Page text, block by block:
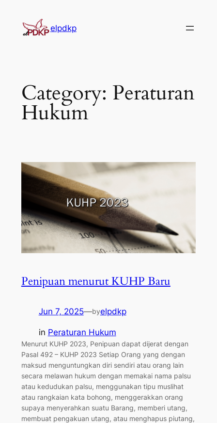
content
elpdkp
Category: Peraturan
Hukum
Penipuan menurut KUHP Baru
Jun 7, 2025—byelpdkp
in Peraturan Hukum
Menurut KUHP 2023, Penipuan dapat dijerat dengan
Pasal 492 – KUHP 2023 Setiap Orang yang dengan
maksud menguntungkan diri sendiri atau orang lain
secara melawan hukum dengan memakai nama palsu
atau kedudukan palsu, menggunakan tipu muslihat
atau rangkaian kata bohong, menggerakkan orang
supaya menyerahkan suatu Barang, memberi utang,
membuat pengakuan utang, atau menghapus piutang,